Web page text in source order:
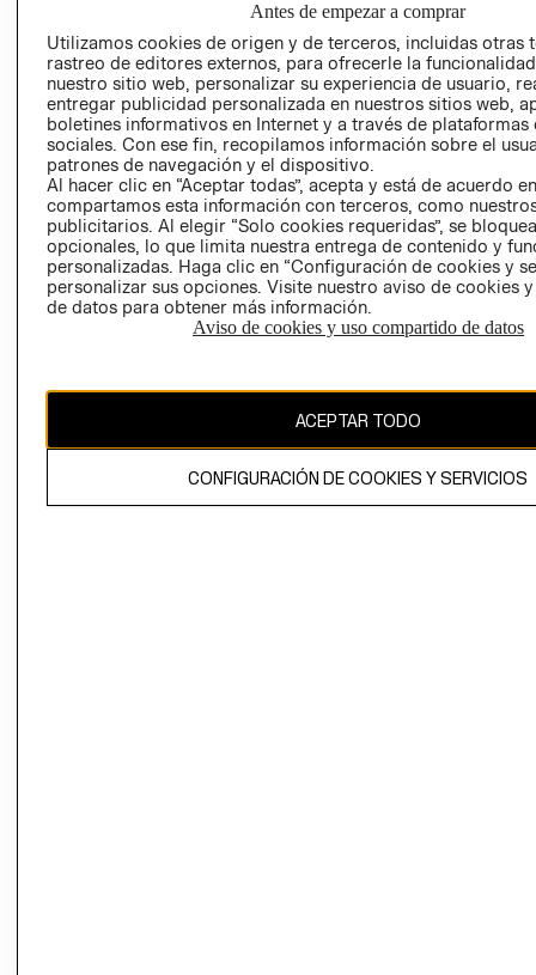
EMPRESARIAL
CONDICIONES
AVISO DE
PRIVACIDAD
GIFT CARD
AVISO DE
COOKIES
Chile ($)
El contenido de esta página web está protegido por copyright y es
propiedad de H&M Hennes & Mauritz AB.
Antes de empezar a comprar
Utilizamos cookies de origen y de terceros, incluidas otras
rastreo de editores externos, para ofrecerle la
nuestro sitio web, personalizar su experiencia de usuario,
entregar publicidad personalizada en nuestros sitios web,
boletines informativos en Internet y a través de plataformas
sociales. Con ese fin, recopilamos información sobre el
patrones de navegación y el dispositivo.
Al hacer clic en “Aceptar todas”, acepta y está de acuerdo
compartamos esta información con terceros, como
publicitarios. Al elegir “Solo cookies requeridas”, se
opcionales, lo que limita nuestra entrega de contenido y
personalizadas. Haga clic en “Configuración de cookies y
personalizar sus opciones. Visite nuestro aviso de cookies
de datos para obtener más información.
Aviso de cookies y uso compartido de datos
ACEPTAR TODO
CONFIGURACIÓN DE COOKIES Y SERVICIOS